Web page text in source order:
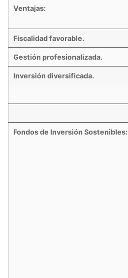
Ventajas:
Fiscalidad favorable.
Gestión profesionalizada.
Inversión diversificada.
Fondos de Inversión Sostenibles: